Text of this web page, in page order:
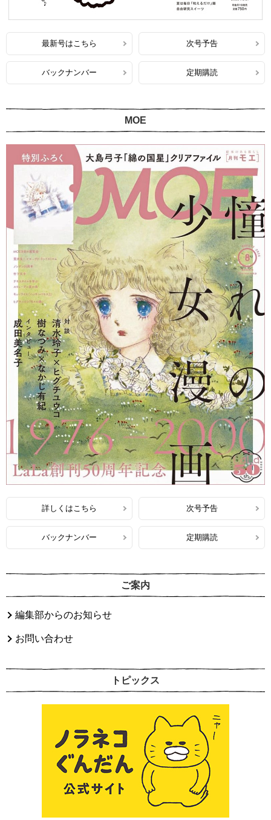
最新号はこちら 次号予告
バックナンバー 定期購読
MOE
詳しくはこちら 次号予告
バックナンバー 定期購読
ご案内
編集部からのお知らせ
お問い合わせ
トピックス